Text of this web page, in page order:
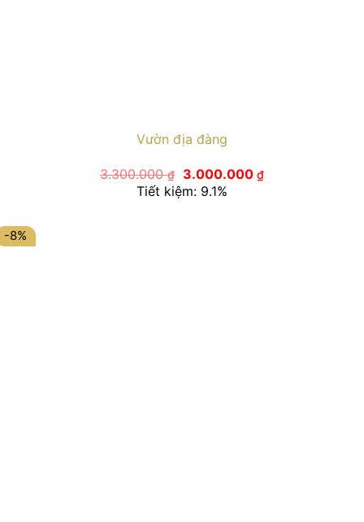
Vườn địa đàng
3.300.000₫
Giá
gốc
là:
3.000.000 ₫Giá
hiện
Tiết kiệm: 9.1%
-8%